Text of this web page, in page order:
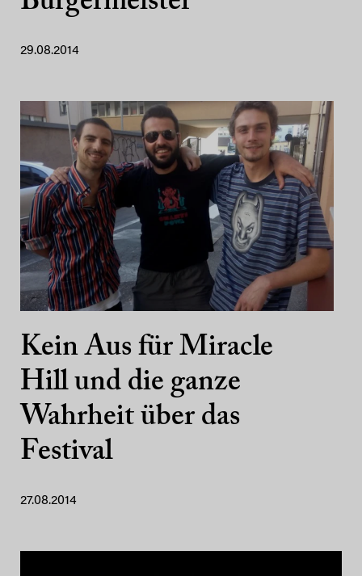
29.08.2014
Kein Aus für Miracle
Hill und die ganze
Wahrheit über das
Festival
27.08.2014